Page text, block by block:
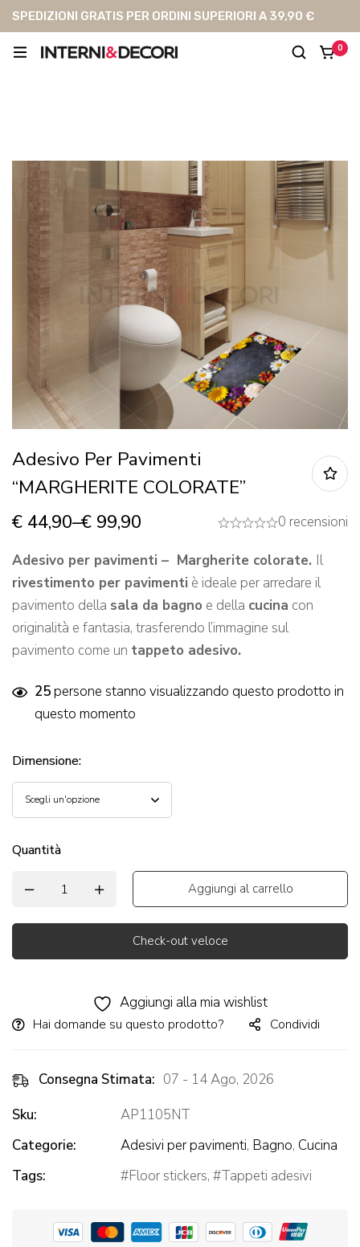
SPEDIZIONI GRATIS PER ORDINI SUPERIORI A 39,90 €
0
Adesivo Per Pavimenti
“MARGHERITE COLORATE”
€ 44,90–€ 99,90 0 recensioni
Adesivo per pavimenti – Margherite colorate. Il
rivestimento per pavimenti è ideale per arredare il
pavimento della sala da bagno e della cucina con
originalità e fantasia, trasferendo l’immagine sul
pavimento come un tappeto adesivo.
25persone stanno visualizzando questo prodotto in
questo momento
Dimensione:
Quantità
Aggiungi al carrello
Check-out veloce
Aggiungi alla mia wishlist
Hai domande su questo prodotto? Condividi
Consegna Stimata: 07 - 14 Ago, 2026
Sku:
AP1105NT
Categorie:
Adesivi per pavimenti, Bagno, Cucina
Tags:
Floor stickers, Tappeti adesivi